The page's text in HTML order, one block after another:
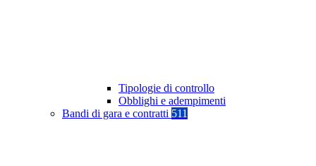
Tipologie di controllo
Obblighi e adempimenti
Bandi di gara e contratti 511